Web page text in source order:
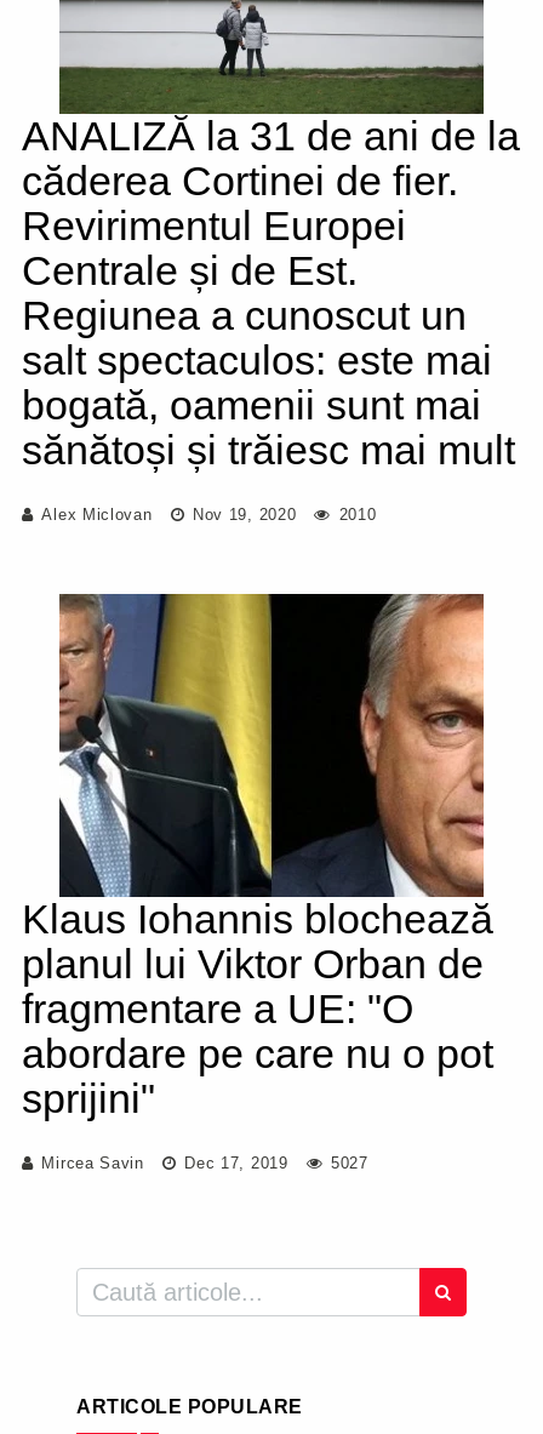
ANALIZĂ la 31 de ani de la
căderea Cortinei de fier.
Revirimentul Europei
Centrale și de Est.
Regiunea a cunoscut un
salt spectaculos: este mai
bogată, oamenii sunt mai
sănătoși și trăiesc mai mult
Alex Miclovan Nov 19, 2020 2010
Klaus Iohannis blochează
planul lui Viktor Orban de
fragmentare a UE: "O
abordare pe care nu o pot
sprijini"
Mircea Savin Dec 17, 2019 5027
ARTICOLE POPULARE